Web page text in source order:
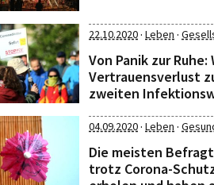
22.10.2020· Leben ·
Von Panik zur Ruhe:
Vertrauensverlust
zweiten
04.09.2020· Leben ·
Die meisten
trotz Corona-